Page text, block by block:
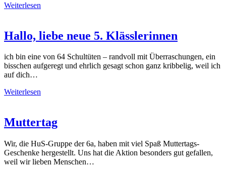
Weiterlesen
Hallo, liebe neue 5. Klässlerinnen
ich bin eine von 64 Schultüten – randvoll mit Überraschungen, ein
bisschen aufgeregt und ehrlich gesagt schon ganz kribbelig, weil ich
auf dich…
Weiterlesen
Muttertag
Wir, die HuS-Gruppe der 6a, haben mit viel Spaß Muttertags-
Geschenke hergestellt. Uns hat die Aktion besonders gut gefallen,
weil wir lieben Menschen…